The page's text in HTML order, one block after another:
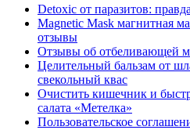
Detoxic от паразитов:
Magnetic Mask магнитная
отзывы
Отзывы об отбеливающей
Целительный бальзам от
свекольный квас
Очистить кишечник и
салата «Метелка»
Пользовательское